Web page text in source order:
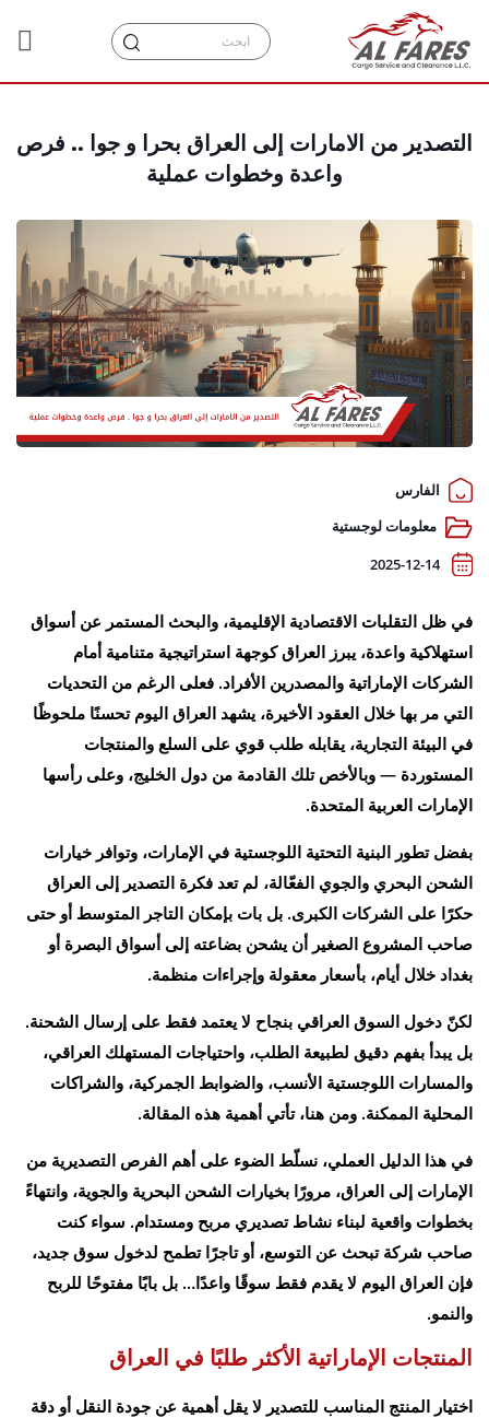
التصدير من الامارات إلى العراق بحرا و جوا .. فرص
واعدة وخطوات عملية
الفارس
معلومات لوجستية
2025-12-14
في ظل التقلبات الاقتصادية الإقليمية، والبحث المستمر عن أسواق
استهلاكية واعدة، يبرز العراق كوجهة استراتيجية متنامية أمام
الشركات الإماراتية والمصدرين الأفراد. فعلى الرغم من التحديات
التي مر بها خلال العقود الأخيرة، يشهد العراق اليوم تحسنًا ملحوظًا
في البيئة التجارية، يقابله طلب قوي على السلع والمنتجات
المستوردة — وبالأخص تلك القادمة من دول الخليج، وعلى رأسها
الإمارات العربية المتحدة.
بفضل تطور البنية التحتية اللوجستية في الإمارات، وتوافر خيارات
الشحن البحري والجوي الفعّالة، لم تعد فكرة التصدير إلى العراق
حكرًا على الشركات الكبرى. بل بات بإمكان التاجر المتوسط أو حتى
صاحب المشروع الصغير أن يشحن بضاعته إلى أسواق البصرة أو
بغداد خلال أيام، بأسعار معقولة وإجراءات منظمة.
لكنّ دخول السوق العراقي بنجاح لا يعتمد فقط على إرسال الشحنة.
بل يبدأ بفهم دقيق لطبيعة الطلب، واحتياجات المستهلك العراقي،
والمسارات اللوجستية الأنسب، والضوابط الجمركية، والشراكات
المحلية الممكنة. ومن هنا، تأتي أهمية هذه المقالة.
في هذا الدليل العملي، نسلّط الضوء على أهم الفرص التصديرية من
الإمارات إلى العراق، مرورًا بخيارات الشحن البحرية والجوية، وانتهاءً
بخطوات واقعية لبناء نشاط تصديري مربح ومستدام. سواء كنت
صاحب شركة تبحث عن التوسع، أو تاجرًا تطمح لدخول سوق جديد،
فإن العراق اليوم لا يقدم فقط سوقًا واعدًا… بل بابًا مفتوحًا للربح
والنمو.
المنتجات الإماراتية الأكثر طلبًا في العراق
اختيار المنتج المناسب للتصدير لا يقل أهمية عن جودة النقل أو دقة